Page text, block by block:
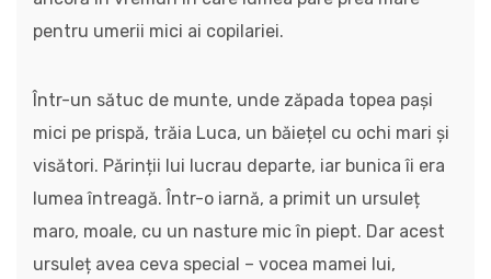
pentru umerii mici ai copilariei.
Într-un sătuc de munte, unde zăpada topea pași
mici pe prispă, trăia Luca, un băiețel cu ochi mari și
visători. Părinții lui lucrau departe, iar bunica îi era
lumea întreagă. Într-o iarnă, a primit un ursuleț
maro, moale, cu un nasture mic în piept. Dar acest
ursuleț avea ceva special – vocea mamei lui,